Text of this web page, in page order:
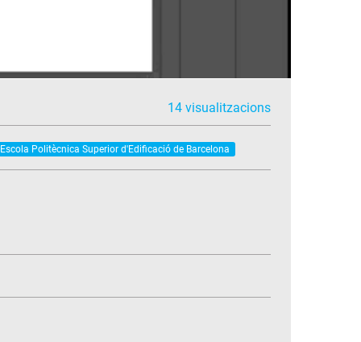
14 visualitzacions
Escola Politècnica Superior d'Edificació de Barcelona